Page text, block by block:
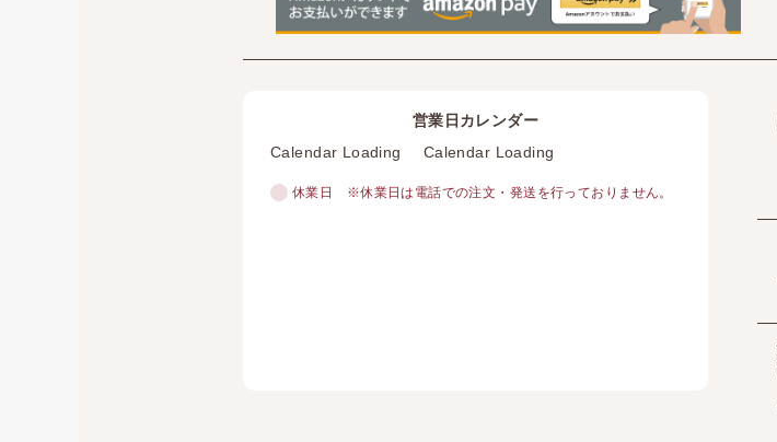
営業日カレンダー
Calendar Loading
Calendar Loading
休業日 ※休業日は電話での注文・発送を行っておりません。